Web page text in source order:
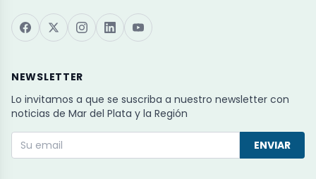
NEWSLETTER
Lo invitamos a que se suscriba a nuestro newsletter con
noticias de Mar del Plata y la Región
ENVIAR